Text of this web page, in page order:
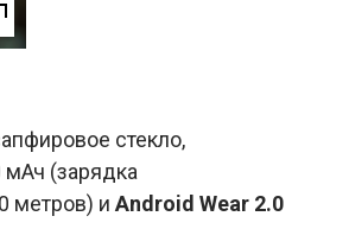
стекло,
мАч (зарядка
метров) и Android Wear 2.0